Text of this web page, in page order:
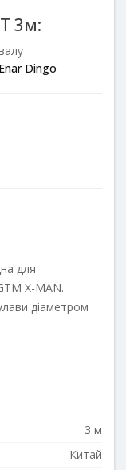
3м:
Dingo
для
X-MAN.
діаметром
3 м
Китай